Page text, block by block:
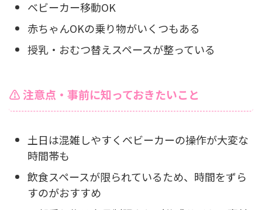
ベビーカー移動OK
赤ちゃんOKの乗り物がいくつもある
授乳・おむつ替えスペースが整っている
⚠ 注意点・事前に知っておきたいこと
土日は混雑しやすくベビーカーの操作が大変な
時間帯も
飲食スペースが限られているため、時間をずら
すのがおすすめ